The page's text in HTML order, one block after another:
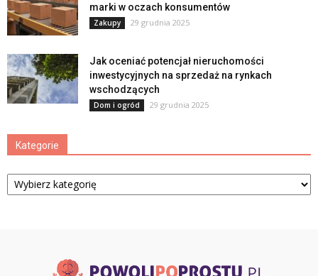
marki w oczach konsumentów
Zakupy 29 grudnia 2025
Jak oceniać potencjał nieruchomości
inwestycyjnych na sprzedaż na rynkach
wschodzących
Dom i ogród 29 grudnia 2025
Kategorie
Kategorie